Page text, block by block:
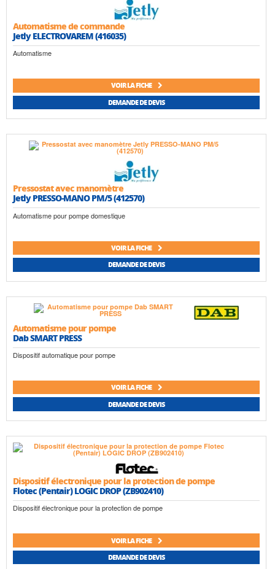
Automatisme de commande
Jetly ELECTROVAREM (416035)
Automatisme
VOIR LA FICHE
DEMANDE DE DEVIS
Pressostat avec manomètre
Jetly PRESSO-MANO PM/5 (412570)
Automatisme pour pompe domestique
VOIR LA FICHE
DEMANDE DE DEVIS
Automatisme pour pompe
Dab SMART PRESS
Dispositif automatique pour pompe
VOIR LA FICHE
DEMANDE DE DEVIS
Dispositif électronique pour la protection de pompe
Flotec (Pentair) LOGIC DROP (ZB902410)
Dispositif électronique pour la protection de pompe
VOIR LA FICHE
DEMANDE DE DEVIS